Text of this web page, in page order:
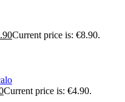
Current price is: €8.90.
Current price is: €4.90.